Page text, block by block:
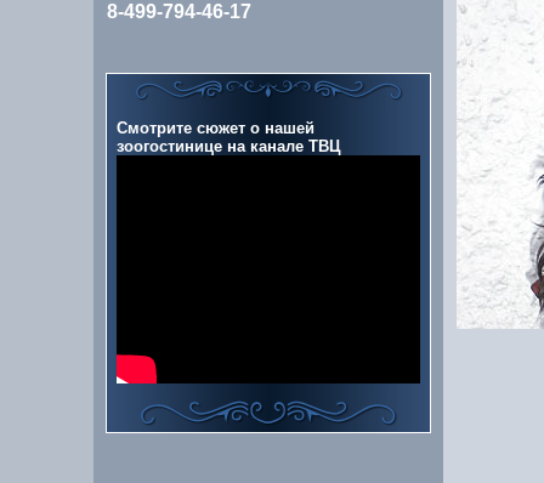
8-499-794-46-17
Смотрите сюжет о нашей
зоогостинице на канале ТВЦ